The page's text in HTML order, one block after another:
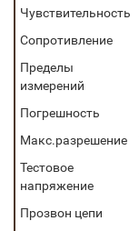
Чувствительность
Сопротивление
Пределы
измерений
Погрешность
Макс.разрешение
Тестовое
напряжение
Прозвон цепи